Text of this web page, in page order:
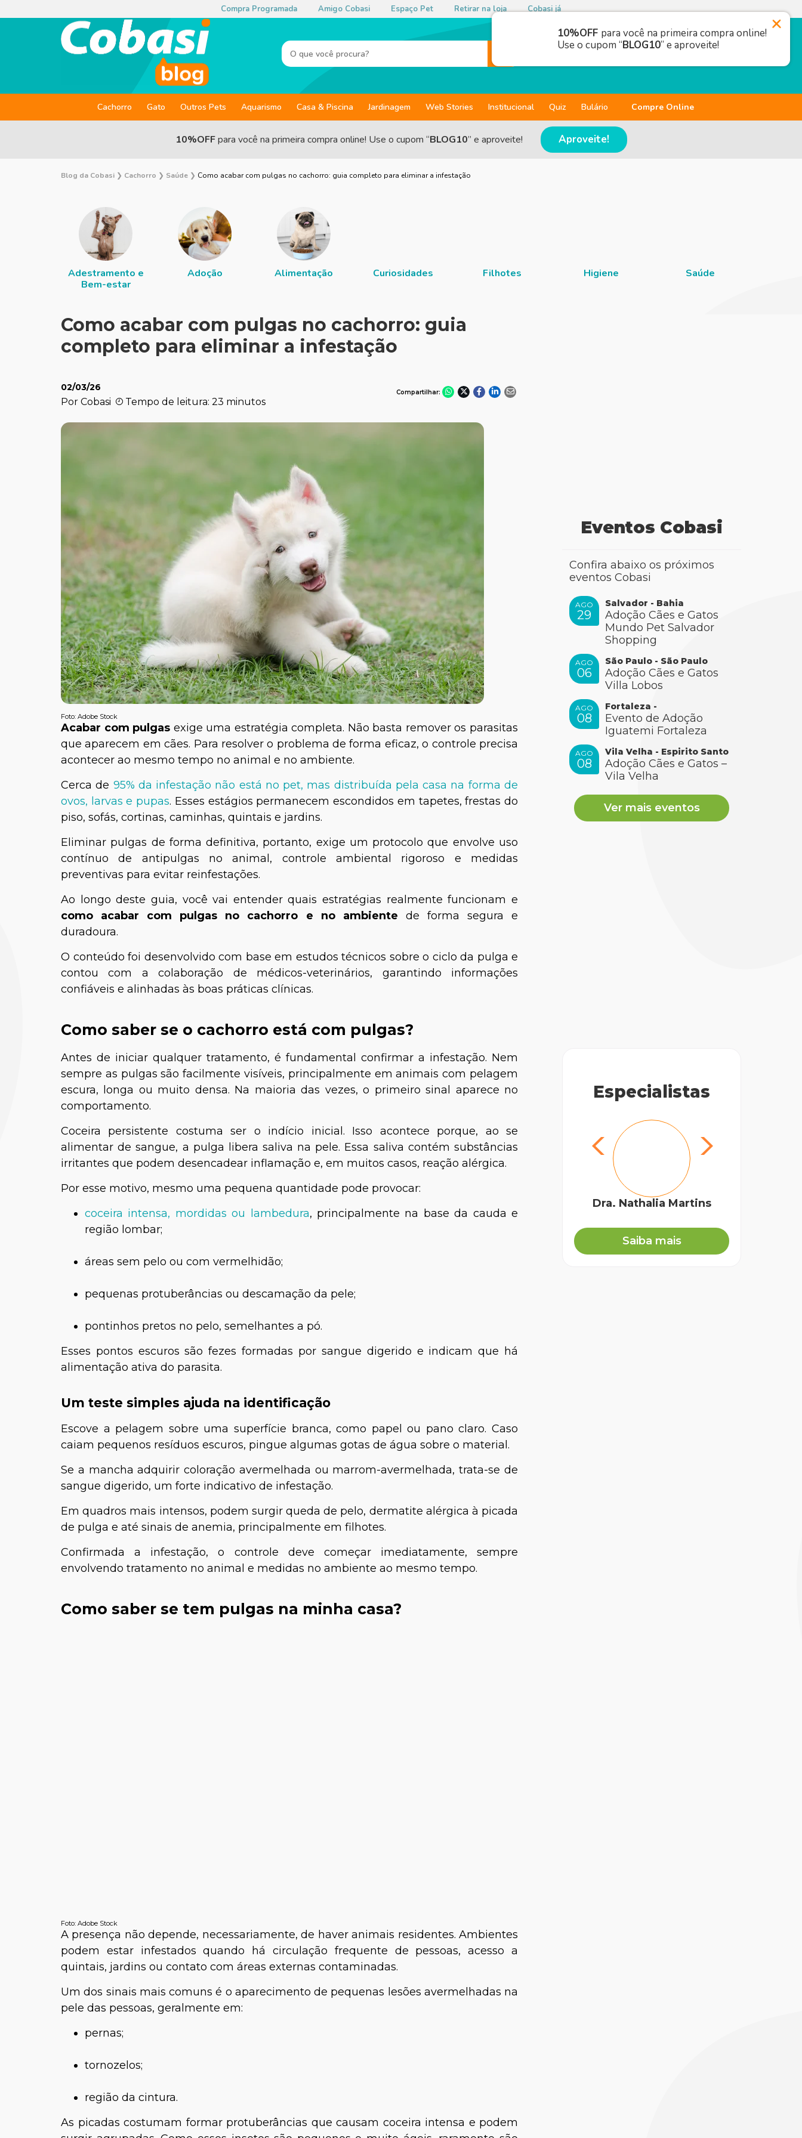
Compra Programada Amigo Cobasi Espaço Pet Retirar na loja Cobasi já
Cachorro Gato Outros Pets Aquarismo Casa & Piscina Jardinagem Web Stories Institucional Quiz Bulário Compre Online
10%OFFpara você na primeira compra online! Use o cupom “BLOG10” e aproveite! Aproveite!
Blog da Cobasi ❯ Cachorro ❯ Saúde ❯ Como acabar com pulgas no cachorro: guia completo para eliminar a infestação
Adestramento e
Bem-estar
Adoção Alimentação Curiosidades Filhotes Higiene Saúde
Como acabar com pulgas no cachorro: guia
completo para eliminar a infestação
02/03/26
Por Cobasi Tempo de leitura: 23 minutos
Compartilhar:
Foto: Adobe Stock
Acabar com pulgas exige uma estratégia completa. Não basta remover os parasitas
que aparecem em cães. Para resolver o problema de forma eficaz, o controle precisa
acontecer ao mesmo tempo no animal e no ambiente.
Cerca de 95% da infestação não está no pet, mas distribuída pela casa na forma de
ovos, larvas e pupas. Esses estágios permanecem escondidos em tapetes, frestas do
piso, sofás, cortinas, caminhas, quintais e jardins.
Eliminar pulgas de forma definitiva, portanto, exige um protocolo que envolve uso
contínuo de antipulgas no animal, controle ambiental rigoroso e medidas
preventivas para evitar reinfestações.
Ao longo deste guia, você vai entender quais estratégias realmente funcionam e
como acabar com pulgas no cachorro e no ambiente de forma segura e
duradoura.
O conteúdo foi desenvolvido com base em estudos técnicos sobre o ciclo da pulga e
contou com a colaboração de médicos-veterinários, garantindo informações
confiáveis e alinhadas às boas práticas clínicas.
Como saber se o cachorro está com pulgas?
Antes de iniciar qualquer tratamento, é fundamental confirmar a infestação. Nem
sempre as pulgas são facilmente visíveis, principalmente em animais com pelagem
escura, longa ou muito densa. Na maioria das vezes, o primeiro sinal aparece no
comportamento.
Coceira persistente costuma ser o indício inicial. Isso acontece porque, ao se
alimentar de sangue, a pulga libera saliva na pele. Essa saliva contém substâncias
irritantes que podem desencadear inflamação e, em muitos casos, reação alérgica.
Por esse motivo, mesmo uma pequena quantidade pode provocar:
coceira intensa, mordidas ou lambedura, principalmente na base da cauda e
região lombar;
áreas sem pelo ou com vermelhidão;
pequenas protuberâncias ou descamação da pele;
pontinhos pretos no pelo, semelhantes a pó.
Esses pontos escuros são fezes formadas por sangue digerido e indicam que há
alimentação ativa do parasita.
Um teste simples ajuda na identificação
Escove a pelagem sobre uma superfície branca, como papel ou pano claro. Caso
caiam pequenos resíduos escuros, pingue algumas gotas de água sobre o material.
Se a mancha adquirir coloração avermelhada ou marrom-avermelhada, trata-se de
sangue digerido, um forte indicativo de infestação.
Em quadros mais intensos, podem surgir queda de pelo, dermatite alérgica à picada
de pulga e até sinais de anemia, principalmente em filhotes.
Confirmada a infestação, o controle deve começar imediatamente, sempre
envolvendo tratamento no animal e medidas no ambiente ao mesmo tempo.
Como saber se tem pulgas na minha casa?
Foto: Adobe Stock
A presença não depende, necessariamente, de haver animais residentes. Ambientes
podem estar infestados quando há circulação frequente de pessoas, acesso a
quintais, jardins ou contato com áreas externas contaminadas.
Um dos sinais mais comuns é o aparecimento de pequenas lesões avermelhadas na
pele das pessoas, geralmente em:
pernas;
tornozelos;
região da cintura.
As picadas costumam formar protuberâncias que causam coceira intensa e podem
Eventos Cobasi
Confira abaixo os próximos
eventos Cobasi
AGO
29
Salvador - Bahia
Adoção Cães e Gatos
Mundo Pet Salvador
Shopping
AGO
06
São Paulo - São Paulo
Adoção Cães e Gatos
Villa Lobos
AGO
08
Fortaleza -
Evento de Adoção
Iguatemi Fortaleza
AGO
08
Vila Velha - Espirito Santo
Adoção Cães e Gatos –
Vila Velha
Ver mais eventos
Especialistas
Paula Fernandes
Rayane Henriques
Dra. Nathalia Martins
Saiba mais
10%OFF para você na primeira compra online!
Use o cupom “BLOG10” e aproveite!